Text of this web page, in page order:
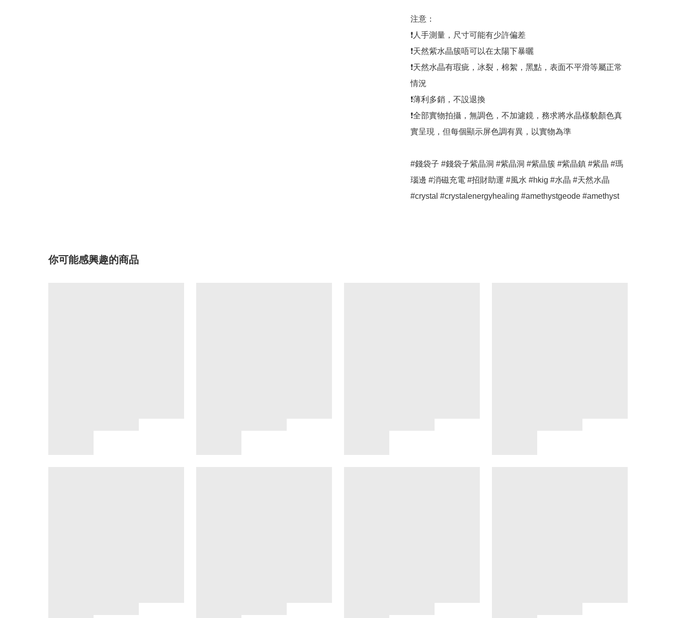
注意：
❗人手測量，尺寸可能有少許偏差
❗天然紫水晶簇唔可以在太陽下暴曬
❗天然水晶有瑕疵，冰裂，棉絮，黑點，表面不平滑等屬正常
情況
❗薄利多銷，不設退換
❗全部實物拍攝，無調色，不加濾鏡，務求將水晶樣貌顏色真
實呈現，但每個顯示屏色調有異，以實物為準
#錢袋子 #錢袋子紫晶洞 #紫晶洞 #紫晶簇 #紫晶鎮 #紫晶 #瑪
瑙邊 #消磁充電 #招財助運 #風水 #hkig #水晶 #天然水晶
#crystal #crystalenergyhealing #amethystgeode #amethyst
你可能感興趣的商品